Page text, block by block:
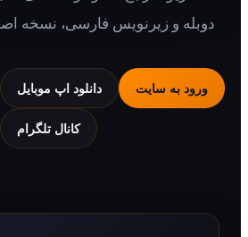
و زیرنویس فارسی، نسخه اصلی و
به سایت دانلود اپ موبایل
کانال تلگرام